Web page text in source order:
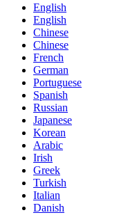
English
English
Chinese
Chinese
French
German
Portuguese
Spanish
Russian
Japanese
Korean
Arabic
Irish
Greek
Turkish
Italian
Danish